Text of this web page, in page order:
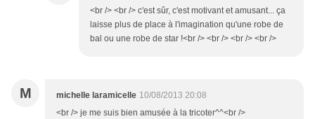
<br /> <br /> c'est sûr, c'est motivant et amusant... ça
laisse plus de place à l'imagination qu'une robe de
bal ou une robe de star !<br /> <br /> <br /> <br />
M michelle laramicelle 10/08/2013 20:08
<br /> je me suis bien amusée à la tricoter^^<br />